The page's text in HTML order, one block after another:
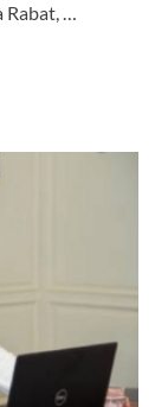
Rabat, …